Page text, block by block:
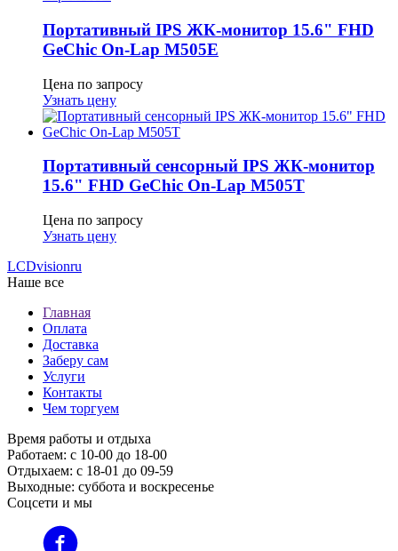
Портативный IPS ЖК-монитор 15.6" FHD
GeСhic On-Lap M505E
Цена по запросу
Узнать цену
Портативный сенсорный IPS ЖК-монитор
15.6" FHD GeСhic On-Lap M505T
Цена по запросу
Узнать цену
LCDvisionru
Наше все
Главная
Оплата
Доставка
Заберу сам
Услуги
Контакты
Чем торгуем
Время работы и отдыха
Работаем: с 10-00 до 18-00
Отдыхаем: с 18-01 до 09-59
Выходные: суббота и воскресенье
Соцсети и мы